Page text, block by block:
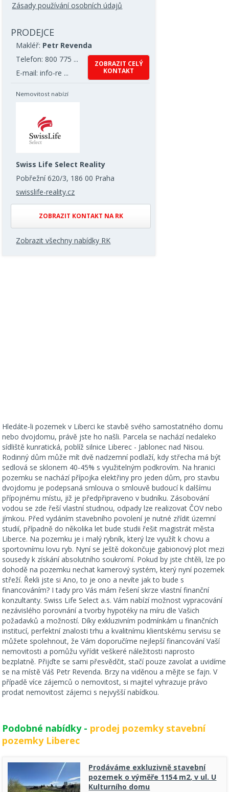
Zásady používání osobních údajů
PRODEJCE
Makléř: Petr Revenda
Telefon: 800 775 ...
E-mail: info-re ...
ZOBRAZIT CELÝ
KONTAKT
Nemovitost nabízí
Swiss Life Select Reality
Pobřežní 620/3, 186 00 Praha
swisslife-reality.cz
ZOBRAZIT KONTAKT NA RK
Zobrazit všechny nabídky RK
Hledáte-li pozemek v Liberci ke stavbě svého samostatného domu
nebo dvojdomu, právě jste ho našli. Parcela se nachází nedaleko
sídliště kunratická, poblíž silnice Liberec - Jablonec nad Nisou.
Rodinný dům může mít dvě nadzemní podlaží, kdy střecha má být
sedlová se sklonem 40-45% s využitelným podkrovím. Na hranici
pozemku se nachází přípojka elektřiny pro jeden dům, pro stavbu
dvojdomu je podepsaná smlouva o smlouvě budoucí k dalšímu
přípojnému místu, již je předpřipraveno v budníku. Zásobování
vodou se zde řeší vlastní studnou, odpady lze realizovat ČOV nebo
jímkou. Před vydáním stavebního povolení je nutné zřídit územní
studií, případně do několika let bude studii řešit magistrát města
Liberce. Na pozemku je i malý rybník, který lze využít k chovu a
sportovnímu lovu ryb. Nyní se ještě dokončuje gabionový plot mezi
sousedy k získání absolutního soukromí. Pokud by jste chtěli, lze po
dohodě na pozemku nechat kamerový systém, který nyní pozemek
střeží. Řekli jste si Ano, to je ono a nevíte jak to bude s
financováním? I tady pro Vás mám řešení skrze vlastní finanční
konzultanty. Swiss Life Select a.s. Vám nabízí možnost vypracování
nezávislého porovnání a tvorby hypotéky na míru dle Vašich
požadavků a možností. Díky exkluzivním podmínkám u finančních
institucí, perfektní znalosti trhu a kvalitnímu klientskému servisu se
můžete spolehnout, že Vám doporučíme nejlepší financování Vaší
nemovitosti a pomůžu vyřídit veškeré náležitosti naprosto
bezplatně. Přijďte se sami přesvědčit, stačí pouze zavolat a uvidíme
se na místě Váš Petr Revenda. Brzy na viděnou a mějte se fajn. V
případě více zájemců o nemovitost, si majitel vyhrazuje právo
prodat nemovitost zájemci s nejvyšší nabídkou.
Podobné nabídky - prodej pozemky stavební
pozemky Liberec
Prodáváme exkluzivně stavební
pozemek o výměře 1154 m2, v ul. U
Kulturního domu